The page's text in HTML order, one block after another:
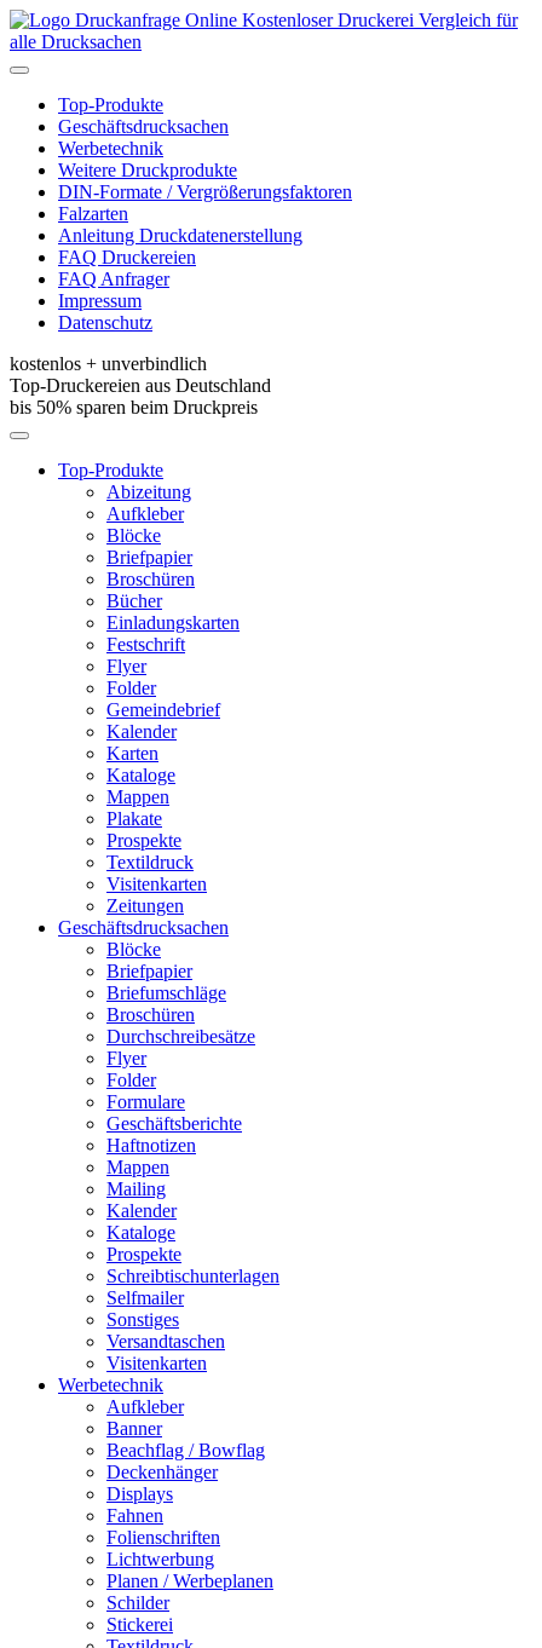
Kostenloser Druckerei Vergleich für
alle Drucksachen
Toggle
navigationTop-Produkte
Geschäftsdrucksachen
Werbetechnik
Weitere Druckprodukte
DIN-Formate / Vergrößerungsfaktoren
Falzarten
Anleitung Druckdatenerstellung
FAQ Druckereien
FAQ Anfrager
Impressum
Datenschutz
kostenlos + unverbindlich
Top-Druckereien aus Deutschland
bis 50% sparen beim Druckpreis
Toggle
navigationTop-Produkte
Abizeitung
Aufkleber
Blöcke
Briefpapier
Broschüren
Bücher
Einladungskarten
Festschrift
Flyer
Folder
Gemeindebrief
Kalender
Karten
Kataloge
Mappen
Plakate
Prospekte
Textildruck
Visitenkarten
Zeitungen
Geschäftsdrucksachen
Blöcke
Briefpapier
Briefumschläge
Broschüren
Durchschreibesätze
Flyer
Folder
Formulare
Geschäftsberichte
Haftnotizen
Mappen
Mailing
Kalender
Kataloge
Prospekte
Schreibtischunterlagen
Selfmailer
Sonstiges
Versandtaschen
Visitenkarten
Werbetechnik
Aufkleber
Banner
Beachflag / Bowflag
Deckenhänger
Displays
Fahnen
Folienschriften
Lichtwerbung
Planen / Werbeplanen
Schilder
Stickerei